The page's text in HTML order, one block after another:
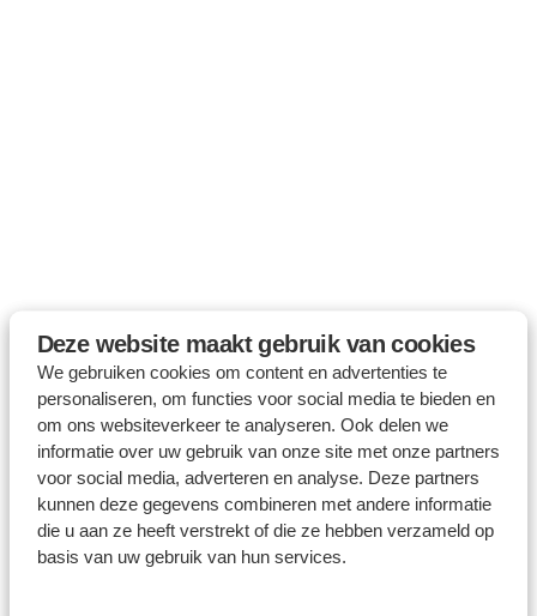
Deze website maakt gebruik van cookies
We gebruiken cookies om content en advertenties te
personaliseren, om functies voor social media te bieden en
om ons websiteverkeer te analyseren. Ook delen we
informatie over uw gebruik van onze site met onze partners
voor social media, adverteren en analyse. Deze partners
kunnen deze gegevens combineren met andere informatie
die u aan ze heeft verstrekt of die ze hebben verzameld op
basis van uw gebruik van hun services.